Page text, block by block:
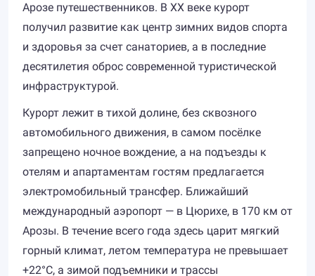
Арозе путешественников. В XX веке курорт
получил развитие как центр зимних видов спорта
и здоровья за счет санаториев, а в последние
десятилетия оброс современной туристической
инфраструктурой.
Курорт лежит в тихой долине, без сквозного
автомобильного движения, в самом посёлке
запрещено ночное вождение, а на подъезды к
отелям и апартаментам гостям предлагается
электромобильный трансфер. Ближайший
международный аэропорт — в Цюрихе, в 170 км от
Арозы. В течение всего года здесь царит мягкий
горный климат, летом температура не превышает
+22°C, а зимой подъемники и трассы